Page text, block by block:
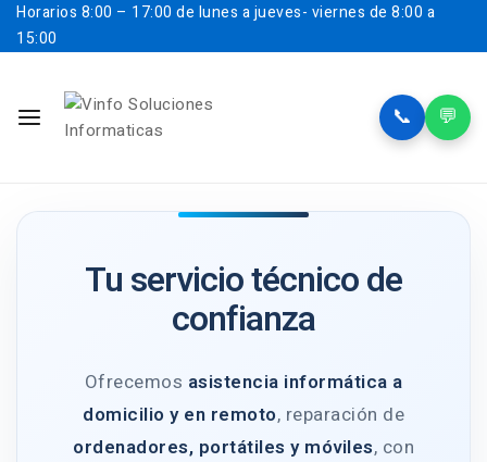
Horarios 8:00 – 17:00 de lunes a jueves- viernes de 8:00 a
15:00
📞 💬
Tu servicio técnico de
confianza
Ofrecemos asistencia informática a
domicilio y en remoto, reparación de
ordenadores, portátiles y móviles, con